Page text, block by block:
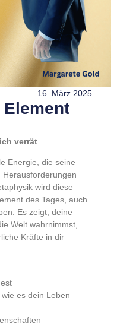
16. März 2025
verrät
Energie, die seine
Herausforderungen
wird diese
des Tages, auch
Es zeigt, deine
Welt wahrnimmst,
Kräfte in dir
es dein Leben